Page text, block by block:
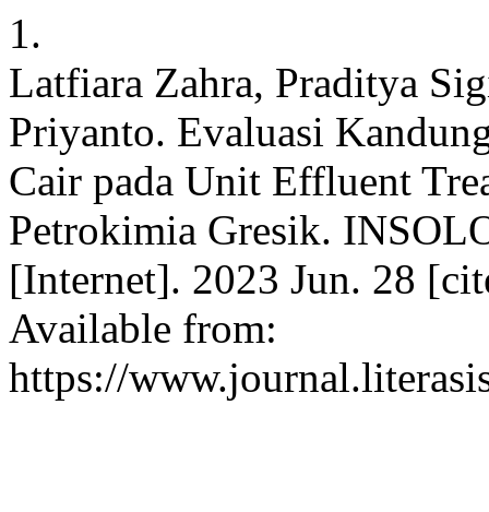
1.
Latfiara Zahra, Praditya
Priyanto. Evaluasi
Cair pada Unit Effluent
Petrokimia Gresik.
[Internet]. 2023 Jun. 28
Available from:
https://